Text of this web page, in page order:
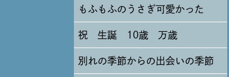
もふもふのうさぎ可愛かった
祝 生誕 10歳 万歳
別れの季節からの出会いの季節